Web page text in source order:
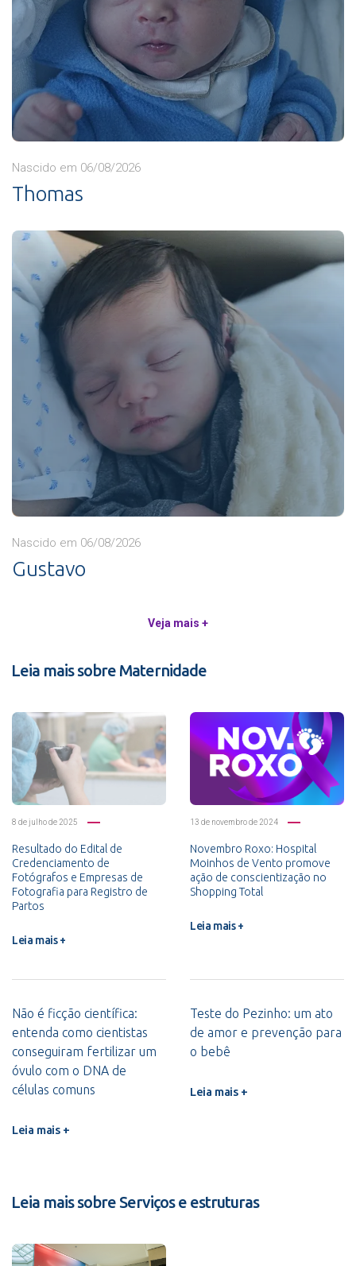
Nascido em 06/08/2026
Thomas
Nascido em 06/08/2026
Gustavo
Veja mais +
Leia mais sobre Maternidade
8 de julho de 2025
Resultado do Edital de
Credenciamento de
Fotógrafos e Empresas de
Fotografia para Registro de
Partos
Leia mais +
13 de novembro de 2024
Novembro Roxo: Hospital
Moinhos de Vento promove
ação de conscientização no
Shopping Total
Leia mais +
Não é ficção científica:
entenda como cientistas
conseguiram fertilizar um
óvulo com o DNA de
células comuns
Leia mais +
Teste do Pezinho: um ato
de amor e prevenção para
o bebê
Leia mais +
Leia mais sobre Serviços e estruturas